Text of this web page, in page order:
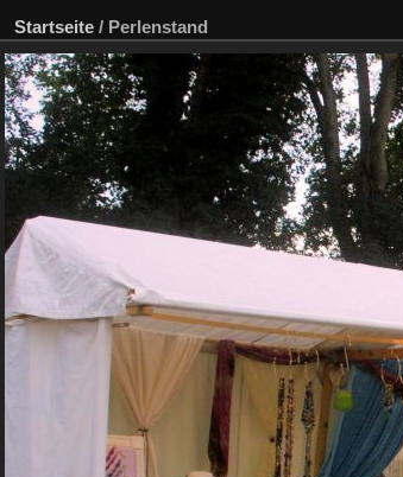
Startseite / Perlenstand